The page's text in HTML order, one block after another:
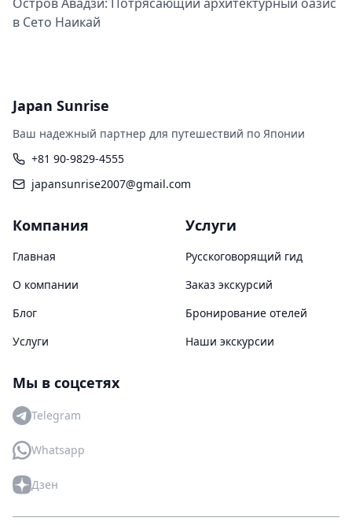
в Сето Наикай
Japan Sunrise
Ваш надежный партнер для путешествий по Японии
+81 90-9829-4555
japansunrise2007@gmail.com
Компания
Главная
О компании
Блог
Услуги
Услуги
Русскоговорящий гид
Заказ экскурсий
Бронирование отелей
Наши экскурсии
Мы в соцсетях
Telegram
Whatsapp
Дзен